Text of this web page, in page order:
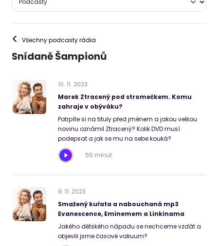
< Všechny podcasty rádia
Snídaně Šampionů
10. 11. 2023
Marek Ztracený pod stromečkem. Komu
zahraje v obýváku?
Potrpíte si na tituly před jménem a jakou velkou
novinu oznámil Ztracený? Kolik DVD musí
podepsat a jak se mu na sebe kouká?
55 minut
9. 11. 2023
Smažený kuřata a nabouchaná mp3
Evanescence, Eminemem a Linkinama
Jakého dětského nápadu se nechceme vzdát a
objevili jsme časové vakuum?